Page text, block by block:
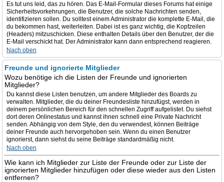
Es tut uns leid, das zu hören. Das E-Mail-Formular dieses Forums hat einige
Sicherheitsvorkehrungen, die Benutzer, die solche Nachrichten senden,
identifizieren sollen. Du solltest einem Administrator die komplette E-Mail, die
du bekommen hast, weiterleiten. Dabei ist es ganz wichtig, die Kopfzeilen
(Headers) mitzuschicken. Diese enthalten Details über den Benutzer, der die
E-Mail verschickt hat. Der Administrator kann dann entsprechend reagieren.
Nach oben
Freunde und ignorierte Mitglieder
Wozu benötige ich die Listen der Freunde und ignorierten
Mitglieder?
Du kannst diese Listen benutzen, um andere Mitglieder des Boards zu
verwalten. Mitglieder, die du deiner Freundesliste hinzufügst, werden in
deinem persönlichen Bereich für den schnellen Zugriff aufgelistet. Du siehst
dort deren Onlinestatus und kannst ihnen schnell eine Private Nachricht
senden. Abhängig von dem Style, den du verwendest, können Beiträge
deiner Freunde auch hervorgehoben sein. Wenn du einen Benutzer
ignorierst, dann siehst du seine Beiträge standardmäßig nicht.
Nach oben
Wie kann ich Mitglieder zur Liste der Freunde oder zur Liste der
ignorierten Mitglieder hinzufügen oder diese wieder aus den Listen
entfernen?